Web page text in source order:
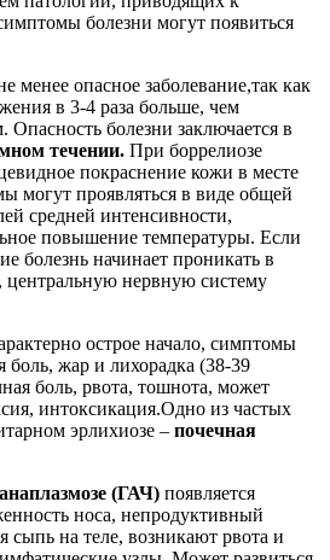
болезни могут появиться
менее опасное заболевание,так как
в 3-4 раза больше, чем
болезни заключается в
течении. При боррелиозе
покраснение кожи в месте
могут проявляться в виде общей
средней интенсивности,
повышение температуры. Если
болезнь начинает проникать в
центральную нервную систему
острое начало, симптомы
жар и лихорадка (38-39
боль, рвота, тошнота, может
интоксикация.Одно из частых
эрлихиозе – почечная
(ГАЧ) появляется
носа, непродуктивный
сыпь на теле, возникают рвота и